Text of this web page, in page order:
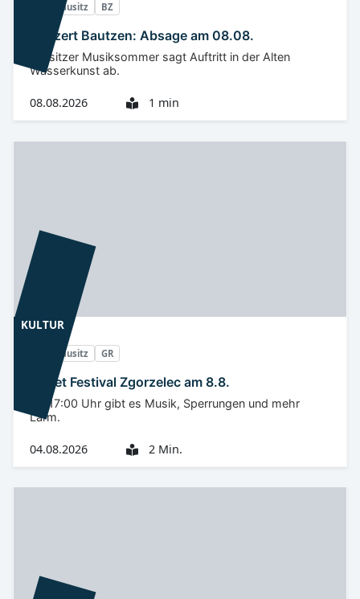
Oberlausitz BZ
Konzert Bautzen: Absage am 08.08.
Lausitzer Musiksommer sagt Auftritt in der Alten
Wasserkunst ab.
08.08.2026 1 min
KULTUR
Oberlausitz GR
Street Festival Zgorzelec am 8.8.
Ab 17:00 Uhr gibt es Musik, Sperrungen und mehr
Lärm.
04.08.2026 2 Min.